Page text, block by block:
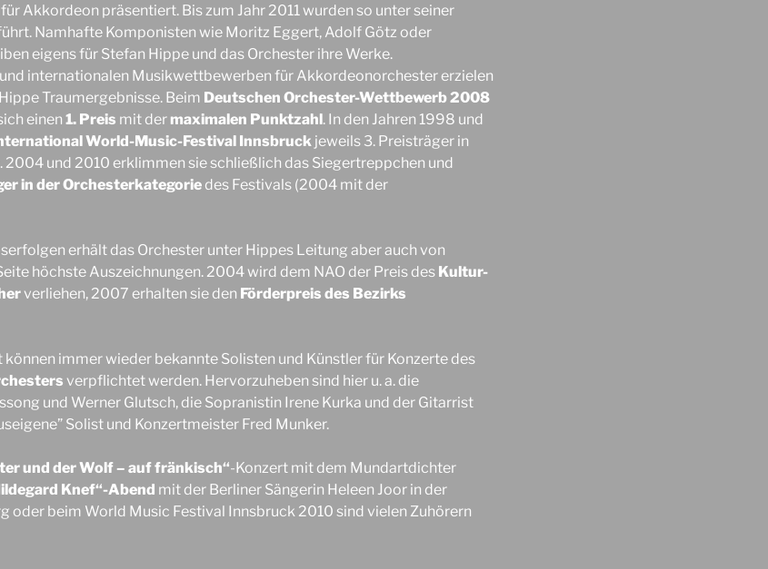
Akkordeon präsentiert. Bis zum Jahr 2011 wurden so unter seiner
Namhafte Komponisten wie Moritz Eggert, Adolf Götz oder
eigens für Stefan Hippe und das Orchester ihre Werke.
internationalen Musikwettbewerben für Akkordeonorchester erzielen
Traumergebnisse. Beim Deutschen Orchester-Wettbewerb 2008
einen 1. Preis mit der maximalen Punktzahl. In den Jahren 1998 und
World-Music-Festival Innsbruck jeweils 3. Preisträger in
und 2010 erklimmen sie schließlich das Siegertreppchen und
in der Orchesterkategorie des Festivals (2004 mit der
erhält das Orchester unter Hippes Leitung aber auch von
höchste Auszeichnungen. 2004 wird dem NAO der Preis des Kultur-
verliehen, 2007 erhalten sie den Förderpreis des Bezirks
immer wieder bekannte Solisten und Künstler für Konzerte des
verpflichtet werden. Hervorzuheben sind hier u. a. die
und Werner Glutsch, die Sopranistin Irene Kurka und der Gitarrist
Solist und Konzertmeister Fred Munker.
und der Wolf – auf fränkisch“-Konzert mit dem Mundartdichter
Knef“-Abend mit der Berliner Sängerin Heleen Joor in der
oder beim World Music Festival Innsbruck 2010 sind vielen Zuhörern